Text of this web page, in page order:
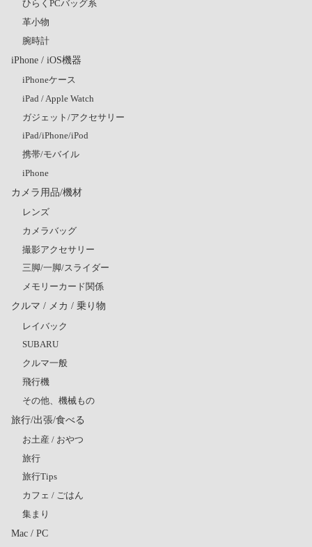
ひらくPCバッグ系
革小物
腕時計
iPhone / iOS機器
iPhoneケース
iPad / Apple Watch
ガジェット/アクセサリー
iPad/iPhone/iPod
携帯/モバイル
iPhone
カメラ用品/機材
レンズ
カメラバッグ
撮影アクセサリー
三脚/一脚/スライダー
メモリーカード関係
クルマ / メカ / 乗り物
レイバック
SUBARU
クルマ一般
飛行機
その他、機械もの
旅行/出張/食べる
お土産 / おやつ
旅行
旅行Tips
カフェ / ごはん
集まり
Mac / PC